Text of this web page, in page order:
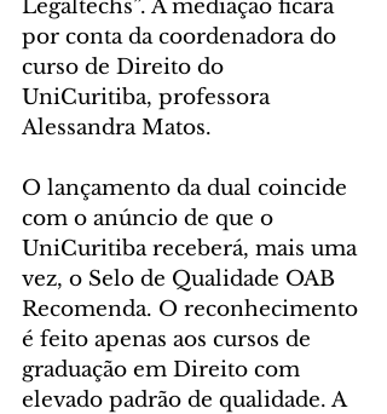
Legaltechs”. A mediação ficará
por conta da coordenadora do
curso de Direito do
UniCuritiba, professora
Alessandra Matos.
O lançamento da dual coincide
com o anúncio de que o
UniCuritiba receberá, mais uma
vez, o Selo de Qualidade OAB
Recomenda. O reconhecimento
é feito apenas aos cursos de
graduação em Direito com
elevado padrão de qualidade. A